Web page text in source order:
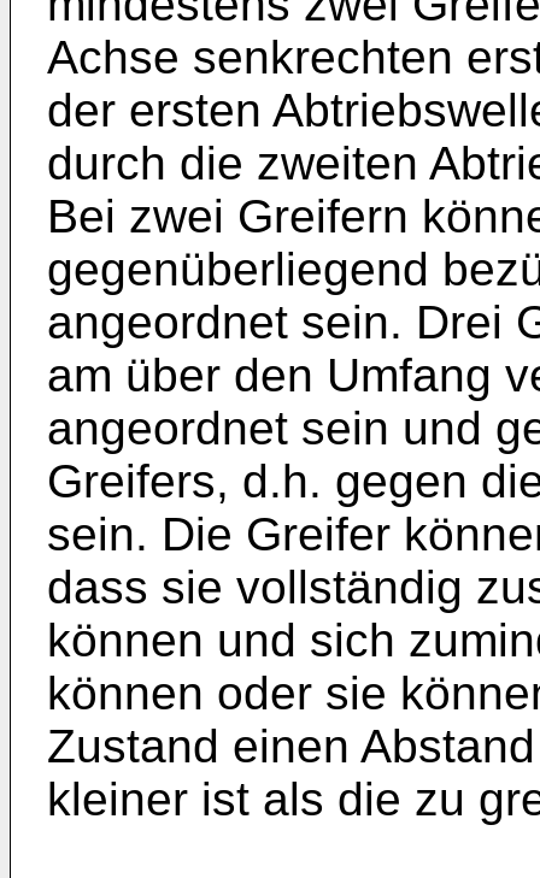
Achse senkrechten
der ersten
durch die zweiten
Bei zwei Greifern
gegenüberliegend
angeordnet sein. Drei
am über den Umfang
angeordnet sein und
Greifers, d.h. gegen
sein. Die Greifer
dass sie vollständig
können und sich
können oder sie
Zustand einen
kleiner ist als die zu